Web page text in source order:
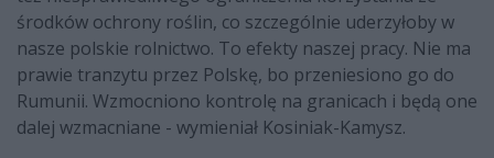
środków ochrony roślin, co szczególnie uderzyłoby w
nasze polskie rolnictwo. To efekty naszej pracy. Nie ma
prawie tranzytu przez Polskę, bo przeniesiono go do
Rumunii. Wzmocniono kontrolę na granicach i będą one
dalej wzmacniane - wymieniał Kosiniak-Kamysz.